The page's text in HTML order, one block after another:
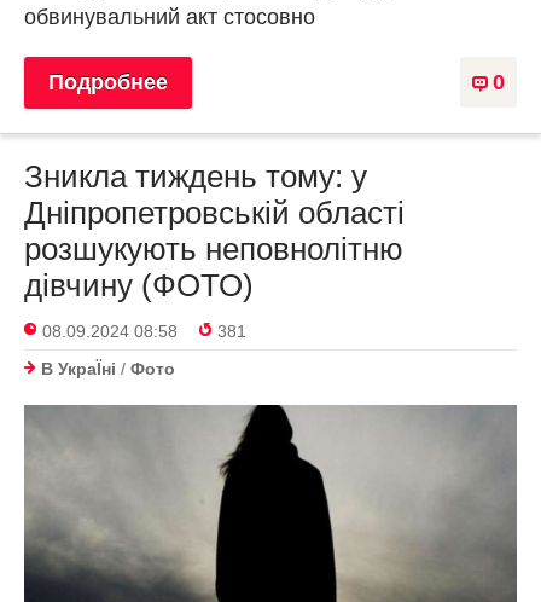
обвинувальний акт стосовно
0
Подробнее
Зникла тиждень тому: у
Дніпропетровській області
розшукують неповнолітню
дівчину (ФОТО)
08.09.2024 08:58
381
В УкраЇнi / Фото